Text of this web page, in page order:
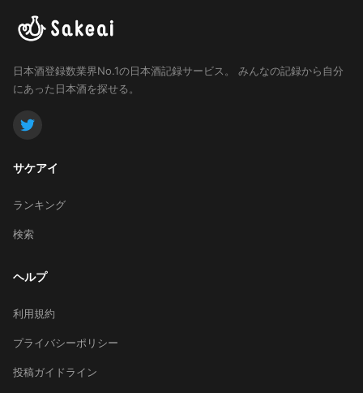
日本酒登録数業界No.1の日本酒記録サービス。
みんなの記録から自分
にあった日本酒を探せる。
サケアイ
ランキング
検索
ヘルプ
利用規約
プライバシーポリシー
投稿ガイドライン